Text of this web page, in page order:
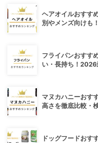
ヘアオイルおすす
別やメンズ向けも！
フライパンおすす
い・長持ち！2026
マヌカハニーおす
高さを徹底比較・
ドッグフードおす